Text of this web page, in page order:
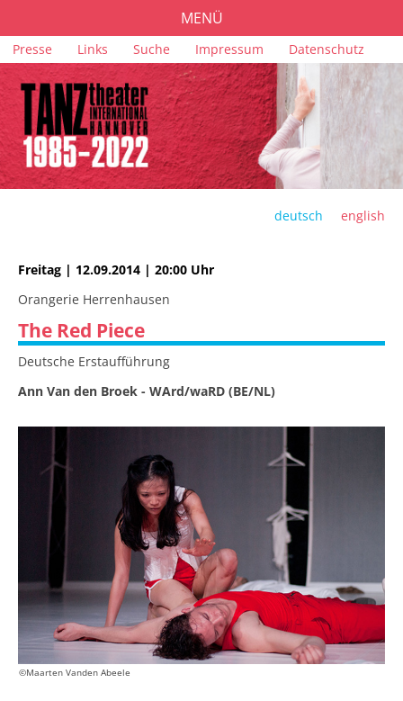
MENÜ
Navigation
überspringen
Presse Links Suche Impressum Datenschutz
deutsch english
PROGRAMM
TICKETS
ORTE
FÖRDERUNG
Freitag | 12.09.2014 | 20:00 Uhr
Orangerie Herrenhausen
The Red Piece
Deutsche Erstaufführung
Ann Van den Broek - WArd/waRD (BE/NL)
©Maarten Vanden Abeele